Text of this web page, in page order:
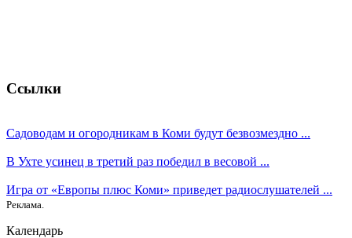
Ссылки
Садоводам и огородникам в Коми будут безвозмездно ...
В Ухте усинец в третий раз победил в весовой ...
Игра от «Европы плюс Коми» приведет радиослушателей ...
Реклама.
Календарь